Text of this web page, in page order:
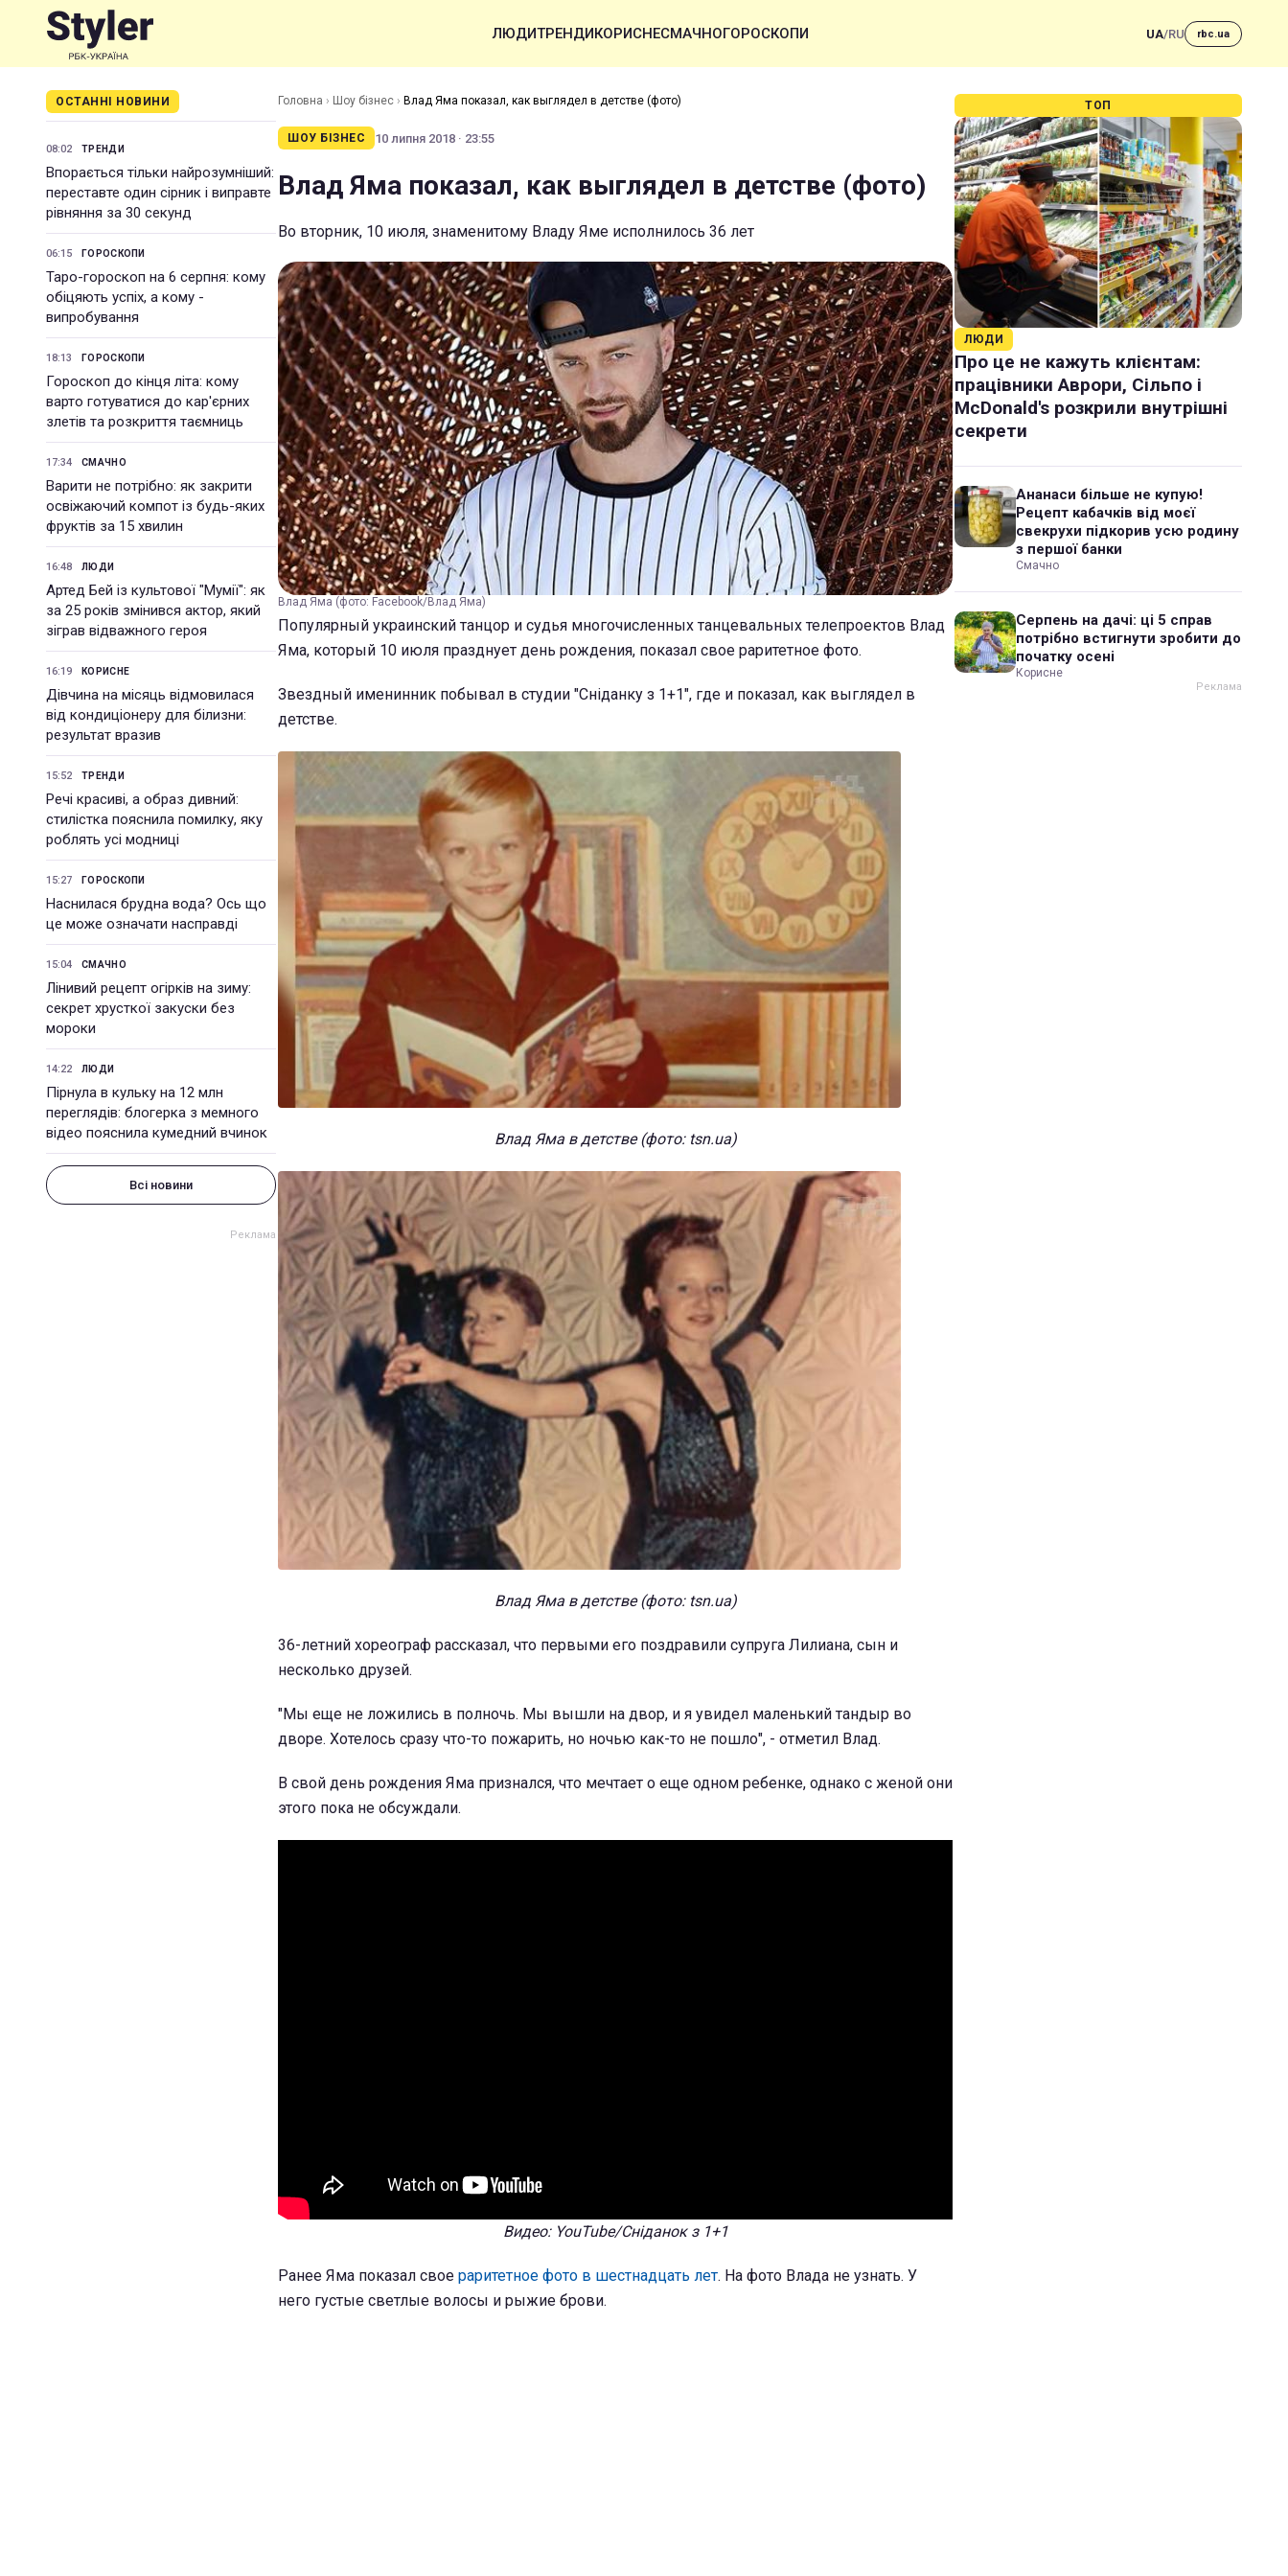
ЛЮДИТРЕНДИКОРИСНЕСМАЧНОГОРОСКОПИ UA/RU rbc.ua
ОСТАННІ НОВИНИ
08:02 ТРЕНДИ
Впорається тільки найрозумніший:
переставте один сірник і виправте
рівняння за 30 секунд
06:15 ГОРОСКОПИ
Таро-гороскоп на 6 серпня: кому
обіцяють успіх, а кому -
випробування
18:13 ГОРОСКОПИ
Гороскоп до кінця літа: кому
варто готуватися до кар'єрних
злетів та розкриття таємниць
17:34 СМАЧНО
Варити не потрібно: як закрити
освіжаючий компот із будь-яких
фруктів за 15 хвилин
16:48 ЛЮДИ
Артед Бей із культової "Мумії": як
за 25 років змінився актор, який
зіграв відважного героя
16:19 КОРИСНЕ
Дівчина на місяць відмовилася
від кондиціонеру для білизни:
результат вразив
15:52 ТРЕНДИ
Речі красиві, а образ дивний:
стилістка пояснила помилку, яку
роблять усі модниці
15:27 ГОРОСКОПИ
Наснилася брудна вода? Ось що
це може означати насправді
15:04 СМАЧНО
Лінивий рецепт огірків на зиму:
секрет хрусткої закуски без
мороки
14:22 ЛЮДИ
Пірнула в кульку на 12 млн
переглядів: блогерка з мемного
відео пояснила кумедний вчинок
Всі новини
Головна › Шоу бізнес › Влад Яма показал, как выглядел в детстве (фото)
ШОУ БІЗНЕС 10 липня 2018 · 23:55
Влад Яма показал, как выглядел в детстве (фото)
Во вторник, 10 июля, знаменитому Владу Яме исполнилось 36 лет
Влад Яма (фото: Facebook/Влад Яма)
Популярный украинский танцор и судья многочисленных танцевальных телепроектов Влад
Яма, который 10 июля празднует день рождения, показал свое раритетное фото.
Звездный именинник побывал в студии "Сніданку з 1+1", где и показал, как выглядел в
детстве.
Влад Яма в детстве (фото: tsn.ua)
Влад Яма в детстве (фото: tsn.ua)
36-летний хореограф рассказал, что первыми его поздравили супруга Лилиана, сын и
несколько друзей.
"Мы еще не ложились в полночь. Мы вышли на двор, и я увидел маленький тандыр во
дворе. Хотелось сразу что-то пожарить, но ночью как-то не пошло", - отметил Влад.
В свой день рождения Яма признался, что мечтает о еще одном ребенке, однако с женой они
этого пока не обсуждали.
Видео: YouTube/Сніданок з 1+1
Ранее Яма показал свое раритетное фото в шестнадцать лет. На фото Влада не узнать. У
него густые светлые волосы и рыжие брови.
ТОП
ЛЮДИ
Про це не кажуть клієнтам:
працівники Аврори, Сільпо і
McDonald's розкрили внутрішні
секрети
Ананаси більше не купую!
Рецепт кабачків від моєї
свекрухи підкорив усю родину
з першої банки
Смачно
Серпень на дачі: ці 5 справ
потрібно встигнути зробити до
початку осені
Корисне